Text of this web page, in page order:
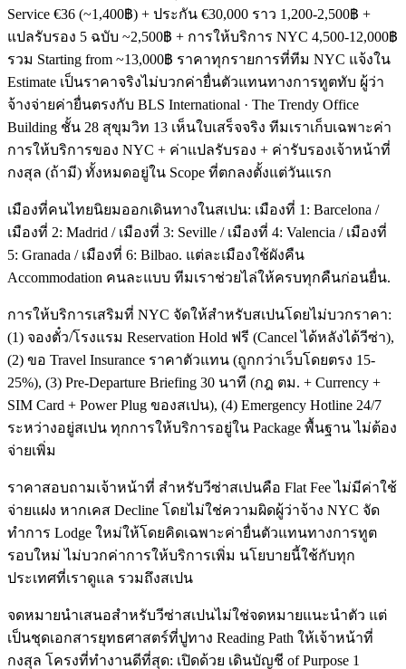
Service €36 (~1,400฿) + ประกัน €30,000 ราว 1,200-2,500฿ +
แปลรับรอง 5 ฉบับ ~2,500฿ + การให้บริการ NYC 4,500-12,000฿
รวม Starting from ~13,000฿ ราคาทุกรายการที่ทีม NYC แจ้งใน
Estimate เป็นราคาจริงไม่บวกค่ายื่นตัวแทนทางการทูตทับ ผู้ว่า
จ้างจ่ายค่ายื่นตรงกับ BLS International · The Trendy Office
Building ชั้น 28 สุขุมวิท 13 เห็นใบเสร็จจริง ทีมเราเก็บเฉพาะค่า
การให้บริการของ NYC + ค่าแปลรับรอง + ค่ารับรองเจ้าหน้าที่
กงสุล (ถ้ามี) ทั้งหมดอยู่ใน Scope ที่ตกลงตั้งแต่วันแรก
เมืองที่คนไทยนิยมออกเดินทางในสเปน: เมืองที่ 1: Barcelona /
เมืองที่ 2: Madrid / เมืองที่ 3: Seville / เมืองที่ 4: Valencia / เมืองที่
5: Granada / เมืองที่ 6: Bilbao. แต่ละเมืองใช้ผังคืน
Accommodation คนละแบบ ทีมเราช่วยไล่ให้ครบทุกคืนก่อนยื่น.
การให้บริการเสริมที่ NYC จัดให้สำหรับสเปนโดยไม่บวกราคา:
(1) จองตั๋ว/โรงแรม Reservation Hold ฟรี (Cancel ได้หลังได้วีซ่า),
(2) ขอ Travel Insurance ราคาตัวแทน (ถูกกว่าเว็บโดยตรง 15-
25%), (3) Pre-Departure Briefing 30 นาที (กฎ ตม. + Currency +
SIM Card + Power Plug ของสเปน), (4) Emergency Hotline 24/7
ระหว่างอยู่สเปน ทุกการให้บริการอยู่ใน Package พื้นฐาน ไม่ต้อง
จ่ายเพิ่ม
ราคาสอบถามเจ้าหน้าที่ สำหรับวีซ่าสเปนคือ Flat Fee ไม่มีค่าใช้
จ่ายแฝง หากเคส Decline โดยไม่ใช่ความผิดผู้ว่าจ้าง NYC จัด
ทำการ Lodge ใหม่ให้โดยคิดเฉพาะค่ายื่นตัวแทนทางการทูต
รอบใหม่ ไม่บวกค่าการให้บริการเพิ่ม นโยบายนี้ใช้กับทุก
ประเทศที่เราดูแล รวมถึงสเปน
จดหมายนำเสนอสำหรับวีซ่าสเปนไม่ใช่จดหมายแนะนำตัว แต่
เป็นชุดเอกสารยุทธศาสตร์ที่ปูทาง Reading Path ให้เจ้าหน้าที่
กงสุล โครงที่ทำงานดีที่สุด: เปิดด้วย เดินบัญชี of Purpose 1